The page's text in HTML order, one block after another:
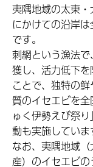
夷隅地域の太東
にかけての沿岸
です。
刺網という漁法
獲し、活力低下
ことで、独特の
質のイセエビを
ゅく伊勢えび祭
動も実施していま
なお、夷隅地域
産）のイセエビの